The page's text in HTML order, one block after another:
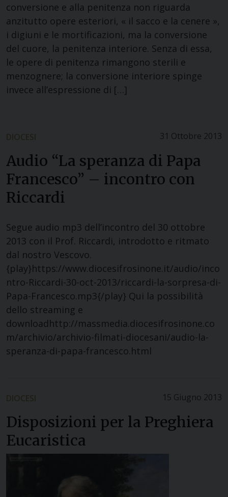
conversione e alla penitenza non riguarda
anzitutto opere esteriori, « il sacco e la cenere »,
i digiuni e le mortificazioni, ma la conversione
del cuore, la penitenza interiore. Senza di essa,
le opere di penitenza rimangono sterili e
menzognere; la conversione interiore spinge
invece all’espressione di […]
31 Ottobre 2013
DIOCESI
Audio “La speranza di Papa
Francesco” – incontro con
Riccardi
Segue audio mp3 dell’incontro del 30 ottobre
2013 con il Prof. Riccardi, introdotto e ritmato
dal nostro Vescovo.
{play}https://www.diocesifrosinone.it/audio/inco
ntro-Riccardi-30-oct-2013/riccardi-la-sorpresa-di-
Papa-Francesco.mp3{/play} Qui la possibilità
dello streaming e
downloadhttp://massmedia.diocesifrosinone.co
m/archivio/archivio-filmati-diocesani/audio-la-
speranza-di-papa-francesco.html
15 Giugno 2013
DIOCESI
Disposizioni per la Preghiera
Eucaristica